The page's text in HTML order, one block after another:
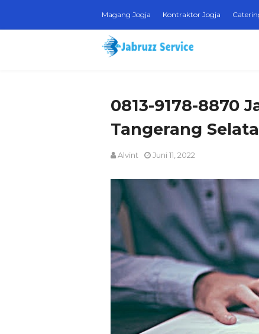
Magang Jogja Kontraktor Jogja
0813-9178-8870
Tangerang
Alvint Juni 11, 2022